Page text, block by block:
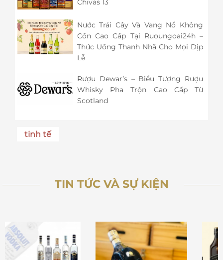
Chivas 13
Nước Trái Cây Và Vang Nổ Không
Cồn Cao Cấp Tại Ruoungoai24h –
Thức Uống Thanh Nhã Cho Mọi Dịp
Lễ
Rượu Dewar’s – Biểu Tượng Rượu
Whisky Pha Trộn Cao Cấp Từ
Scotland
tinh tế
TIN TỨC VÀ SỰ KIỆN